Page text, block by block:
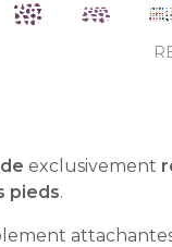
exclusivement
pieds.